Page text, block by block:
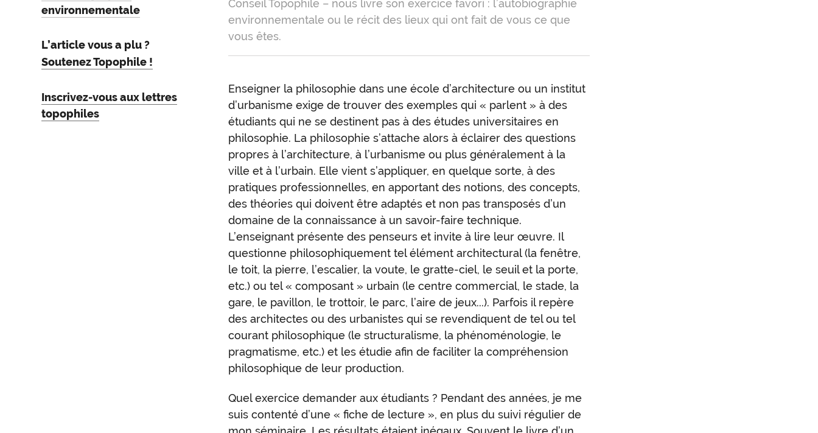
environnementale
L’article vous a plu ?
Soutenez Topophile !
Inscrivez-vous aux lettres
topophiles
Conseil Topophile – nous livre son exercice favori : l’autobiographie
environnementale ou le récit des lieux qui ont fait de vous ce que
vous êtes.
Enseigner la philosophie dans une école d’architecture ou un institut
d’urbanisme exige de trouver des exemples qui « parlent » à des
étudiants qui ne se destinent pas à des études universitaires en
philosophie. La philosophie s’attache alors à éclairer des questions
propres à l’architecture, à l’urbanisme ou plus généralement à la
ville et à l’urbain. Elle vient s’appliquer, en quelque sorte, à des
pratiques professionnelles, en apportant des notions, des concepts,
des théories qui doivent être adaptés et non pas transposés d’un
domaine de la connaissance à un savoir-faire technique.
L’enseignant présente des penseurs et invite à lire leur œuvre. Il
questionne philosophiquement tel élément architectural (la fenêtre,
le toit, la pierre, l’escalier, la voute, le gratte-ciel, le seuil et la porte,
etc.) ou tel « composant » urbain (le centre commercial, le stade, la
gare, le pavillon, le trottoir, le parc, l’aire de jeux...). Parfois il repère
des architectes ou des urbanistes qui se revendiquent de tel ou tel
courant philosophique (le structuralisme, la phénoménologie, le
pragmatisme, etc.) et les étudie afin de faciliter la compréhension
philosophique de leur production.
Quel exercice demander aux étudiants ? Pendant des années, je me
suis contenté d’une « fiche de lecture », en plus du suivi régulier de